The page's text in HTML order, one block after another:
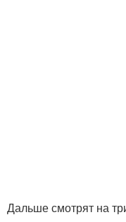
Дальше смотрят на